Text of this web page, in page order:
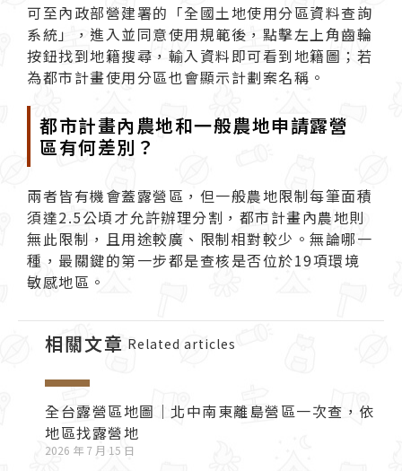
可至內政部營建署的「全國土地使用分區資料查詢
系統」，進入並同意使用規範後，點擊左上角齒輪
按鈕找到地籍搜尋，輸入資料即可看到地籍圖；若
為都市計畫使用分區也會顯示計劃案名稱。
都市計畫內農地和一般農地申請露營
區有何差別？
兩者皆有機會蓋露營區，但一般農地限制每筆面積
須達2.5公頃才允許辦理分割，都市計畫內農地則
無此限制，且用途較廣、限制相對較少。無論哪一
種，最關鍵的第一步都是查核是否位於19項環境
敏感地區。
相關文章 Related articles
全台露營區地圖｜北中南東離島營區一次查，依
地區找露營地
2026 年 7 月 15 日